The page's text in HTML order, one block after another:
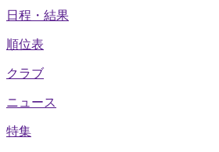
日程・結果
順位表
クラブ
ニュース
特集